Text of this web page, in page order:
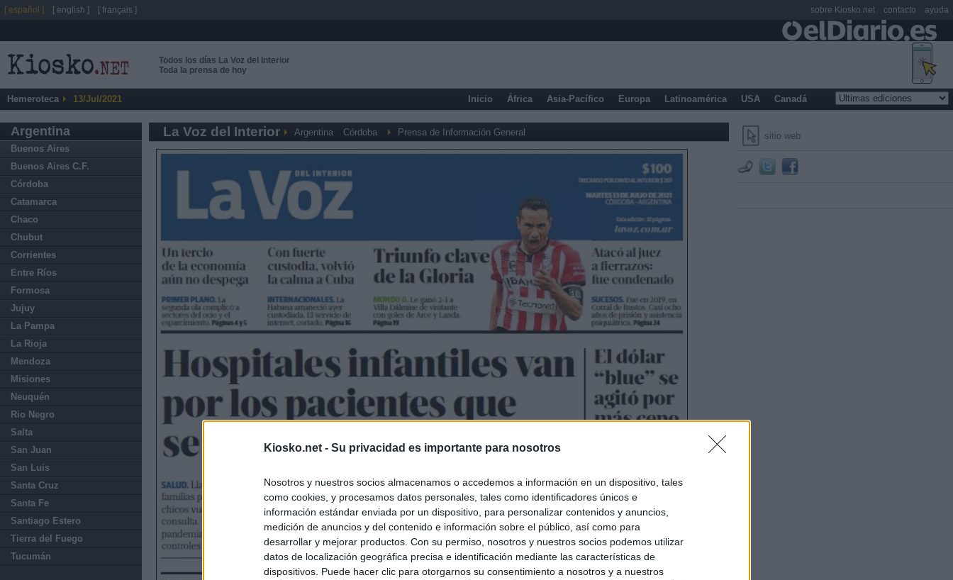
Kiosko.net - Su privacidad es importante para nosotros
Nosotros y nuestros socios almacenamos o accedemos a información en un dispositivo, tales
como cookies, y procesamos datos personales, tales como identificadores únicos e
información estándar enviada por un dispositivo, para personalizar contenidos y anuncios,
medición de anuncios y del contenido e información sobre el público, así como para
desarrollar y mejorar productos. Con su permiso, nosotros y nuestros socios podemos utilizar
datos de localización geográfica precisa e identificación mediante las características de
dispositivos. Puede hacer clic para otorgarnos su consentimiento a nosotros y a nuestros
Todos los días La Voz del Interior
Toda la prensa de hoy
Hemeroteca 13/Jul/2021 Inicio África Asia-Pacífico Europa Latinoamérica USA Canadá
Argentina
Buenos Aires
Buenos Aires C.F.
Córdoba
Catamarca
Chaco
Chubut
Corrientes
Entre Ríos
Formosa
Jujuy
La Pampa
La Rioja
Mendoza
Misiones
Neuquén
Rio Negro
Salta
San Juan
San Luis
Santa Cruz
Santa Fe
Santiago Estero
Tierra del Fuego
Tucumán
sitio web
La Voz del Interior Argentina Córdoba Prensa de Información General
[ español ] [ english ] [ français ] sobre Kiosko.net contacto ayuda